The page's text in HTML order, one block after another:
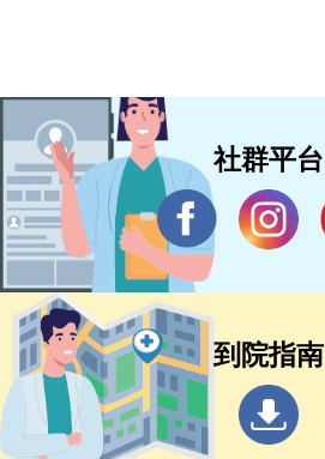
社群平台
到院指南